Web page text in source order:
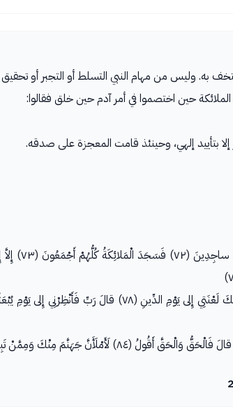
به. وليس من مهام النبي التسلط أو التجبر أو تحقيق
الملائكة حين اختصموا في أمر آدم حين خلق فقالوا:
إِذْ قالَ رَبُّكَ لِلْمَلائِكَةِ